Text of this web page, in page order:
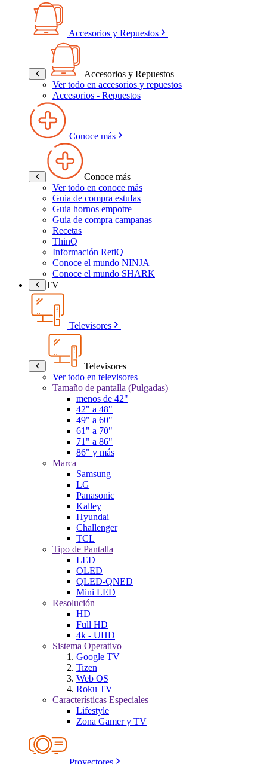
Accesorios y Repuestos
Accesorios y Repuestos
Ver todo en accesorios y repuestos
Accesorios - Repuestos
Conoce más
Conoce más
Ver todo en conoce más
Guia de compra estufas
Guia hornos empotre
Guia de compra campanas
Recetas
ThinQ
Información RetiQ
Conoce el mundo NINJA
Conoce el mundo SHARK
TV
Televisores
Televisores
Ver todo en televisores
Tamaño de pantalla (Pulgadas)
menos de 42"
42" a 48"
49" a 60"
61" a 70"
71" a 86"
86" y más
Marca
Samsung
LG
Panasonic
Kalley
Hyundai
Challenger
TCL
Tipo de Pantalla
LED
OLED
QLED-QNED
Mini LED
Resolución
HD
Full HD
4k - UHD
Sistema Operativo
Google TV
Tizen
Web OS
Roku TV
Características Especiales
Lifestyle
Zona Gamer y TV
Proyectores